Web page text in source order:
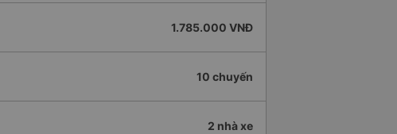
1.785.000 VNĐ
10 chuyến
2 nhà xe